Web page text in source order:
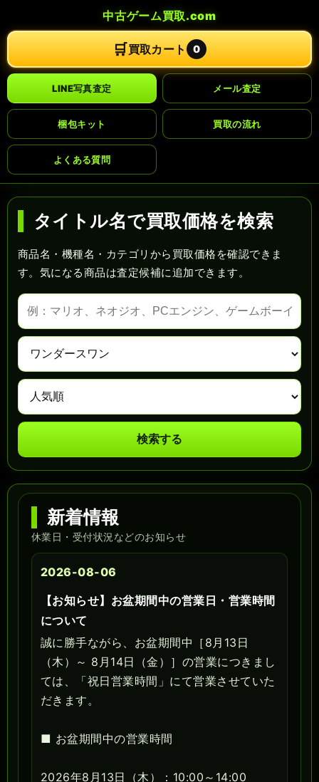
中古ゲーム買取.com
🛒買取カート 0
LINE写真査定 メール査定
梱包キット 買取の流れ
よくある質問
タイトル名で買取価格を検索
商品名・機種名・カテゴリから買取価格を確認できま
す。気になる商品は査定候補に追加できます。
検索する
新着情報
休業日・受付状況などのお知らせ
2026-08-06
【お知らせ】お盆期間中の営業日・営業時間
について
誠に勝手ながら、お盆期間中［8月13日
（木）～ 8月14日（金）］の営業につきまし
ては、「祝日営業時間」にて営業させていた
だきます。
■ お盆期間中の営業時間
2026年8月13日（木）：10:00～14:00